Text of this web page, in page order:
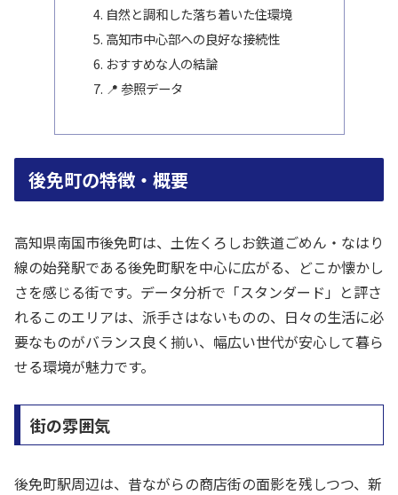
自然と調和した落ち着いた住環境
高知市中心部への良好な接続性
おすすめな人の結論
📍 参照データ
後免町の特徴・概要
高知県南国市後免町は、土佐くろしお鉄道ごめん・なはり
線の始発駅である後免町駅を中心に広がる、どこか懐かし
さを感じる街です。データ分析で「スタンダード」と評さ
れるこのエリアは、派手さはないものの、日々の生活に必
要なものがバランス良く揃い、幅広い世代が安心して暮ら
せる環境が魅力です。
街の雰囲気
後免町駅周辺は、昔ながらの商店街の面影を残しつつ、新